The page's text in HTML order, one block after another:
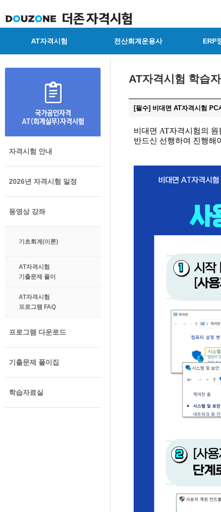
AT자격시험 전산회계운용사 ERP
자격시험 안내
2026년 자격시험 일정
동영상 강좌
기초회계(이론)
AT자격시험
기출문제 풀이
AT자격시험
프로그램 FAQ
프로그램 다운로드
기출문제 풀이집
학습자료실
AT자격시험 학습
[필수] 비대면 AT자격시험
비대면 AT자격시험의
반드신 선행하여 진행해